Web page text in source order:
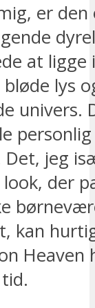
er den
at ligge
lys
univers.
personlig
jeg
der
kan
Heaven